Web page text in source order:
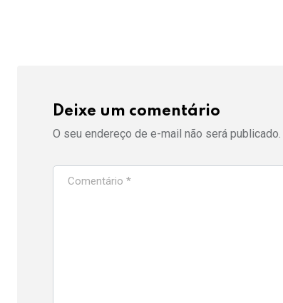
Deixe um comentário
O seu endereço de e-mail não será publicado.